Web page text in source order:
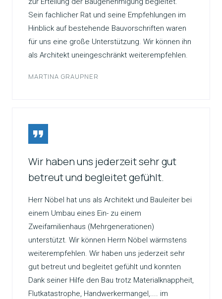
Sein fachlicher Rat und seine Empfehlungen im
Hinblick auf bestehende Bauvorschriften waren
für uns eine große Unterstützung. Wir können ihn
als Architekt uneingeschränkt weiterempfehlen.
MARTINA GRAUPNER
Wir haben uns jederzeit sehr gut
betreut und begleitet gefühlt.
Herr Nöbel hat uns als Architekt und Bauleiter bei
einem Umbau eines Ein- zu einem
Zweifamilienhaus (Mehrgenerationen)
unterstützt. Wir können Herrn Nöbel wärmstens
weiterempfehlen. Wir haben uns jederzeit sehr
gut betreut und begleitet gefühlt und konnten
Dank seiner Hilfe den Bau trotz Materialknappheit,
Flutkatastrophe, Handwerkermangel,.... im